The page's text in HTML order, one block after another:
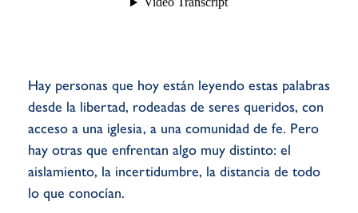
Hay personas que hoy están leyendo estas palabras
desde la libertad, rodeadas de seres queridos, con
acceso a una iglesia, a una comunidad de fe. Pero
hay otras que enfrentan algo muy distinto: el
aislamiento, la incertidumbre, la distancia de todo
lo que conocían.